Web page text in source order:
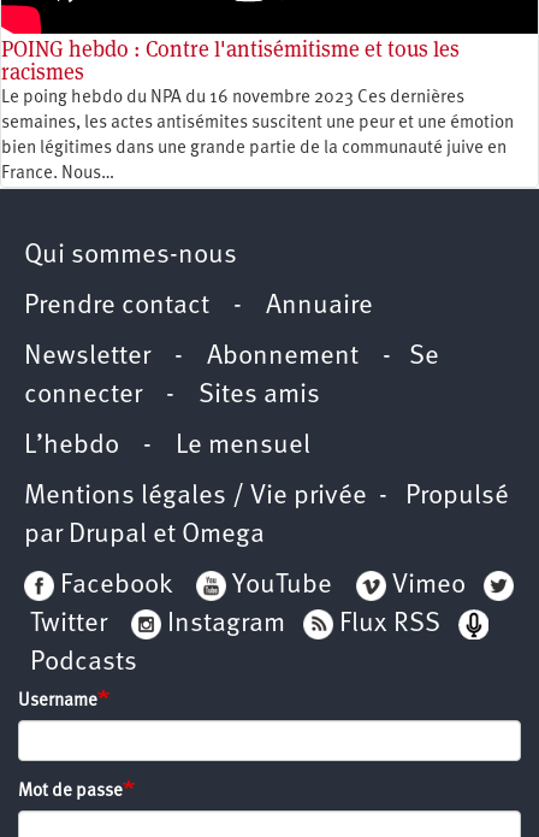
POING hebdo : Contre l'antisémitisme et tous les
racismes
Le poing hebdo du NPA du 16 novembre 2023 Ces dernières
semaines, les actes antisémites suscitent une peur et une émotion
bien légitimes dans une grande partie de la communauté juive en
France. Nous…
Qui sommes-nous
Prendre contact - Annuaire
Newsletter - Abonnement - Se
connecter- Sites amis
L’hebdo - Le mensuel
Mentions légales / Vie privée - Propulsé
par Drupal et Omega
Facebook
YouTube
Vimeo
Twitter
Instagram
Flux RSS
Podcasts
Username
Mot de passe